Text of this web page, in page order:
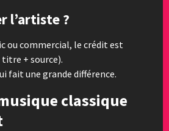
l’artiste ?
ou commercial, le crédit est
+ source).
fait une grande différence.
classique